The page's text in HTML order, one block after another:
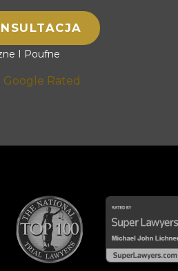
I Poufne
Google Rated